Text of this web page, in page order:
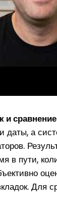
а
в пути,
Для